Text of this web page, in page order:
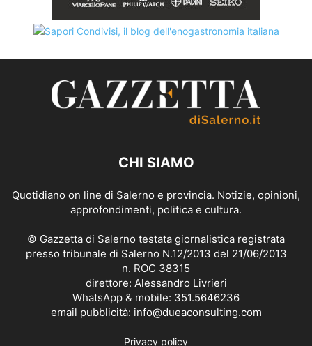
CHI SIAMO
Quotidiano on line di Salerno e provincia. Notizie, opinioni,
approfondimenti, politica e cultura.
© Gazzetta di Salerno testata giornalistica registrata
presso tribunale di Salerno N.12/2013 del 21/06/2013
n. ROC 38315
direttore: Alessandro Livrieri
WhatsApp & mobile: 351.5646236
email pubblicità: info@dueaconsulting.com
Privacy policy